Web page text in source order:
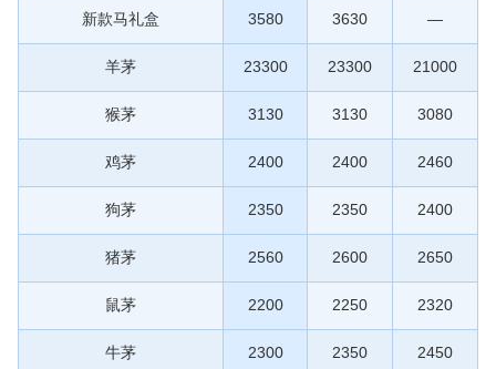
新款马礼盒 3580 3630 —
羊茅 23300 23300 21000
猴茅 3130 3130 3080
鸡茅 2400 2400 2460
狗茅 2350 2350 2400
猪茅 2560 2600 2650
鼠茅 2200 2250 2320
牛茅 2300 2350 2450